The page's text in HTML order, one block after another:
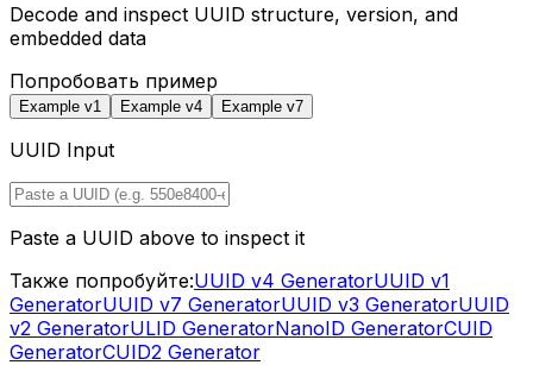
Decode and inspect UUID structure, version, and
embedded data
Попробовать пример
Example v1 Example v4 Example v7
UUID Input
Paste a UUID above to inspect it
Также попробуйте:UUID v4 GeneratorUUID v1
GeneratorUUID v7 GeneratorUUID v3 GeneratorUUID
v2 GeneratorULID GeneratorNanoID GeneratorCUID
GeneratorCUID2 Generator